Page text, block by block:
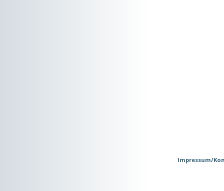
Impressum/